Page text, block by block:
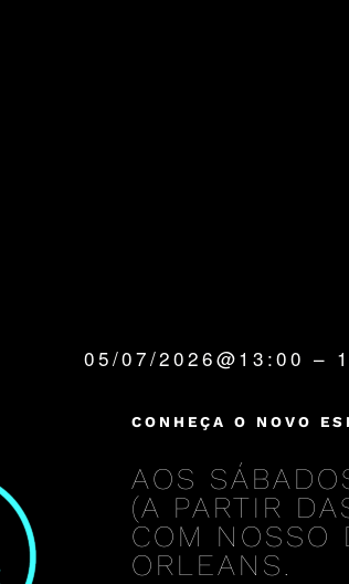
05/07/2026@13:00 –
CONHEÇA O NOVO
AOS
(A PARTIR
COM NOSSO
ORLEANS.